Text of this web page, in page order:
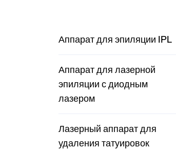
Аппарат для эпиляции IPL
Аппарат для лазерной
эпиляции с диодным
лазером
Лазерный аппарат для
удаления татуировок